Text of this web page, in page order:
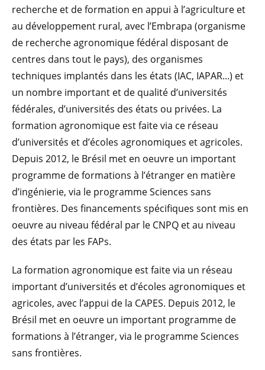
recherche et de formation en appui à l’agriculture et
au développement rural, avec l’Embrapa (organisme
de recherche agronomique fédéral disposant de
centres dans tout le pays), des organismes
techniques implantés dans les états (IAC, IAPAR...) et
un nombre important et de qualité d’universités
fédérales, d’universités des états ou privées. La
formation agronomique est faite via ce réseau
d’universités et d’écoles agronomiques et agricoles.
Depuis 2012, le Brésil met en oeuvre un important
programme de formations à l’étranger en matière
d’ingénierie, via le programme Sciences sans
frontières. Des financements spécifiques sont mis en
oeuvre au niveau fédéral par le CNPQ et au niveau
des états par les FAPs.
La formation agronomique est faite via un réseau
important d’universités et d’écoles agronomiques et
agricoles, avec l’appui de la CAPES. Depuis 2012, le
Brésil met en oeuvre un important programme de
formations à l’étranger, via le programme Sciences
sans frontières.